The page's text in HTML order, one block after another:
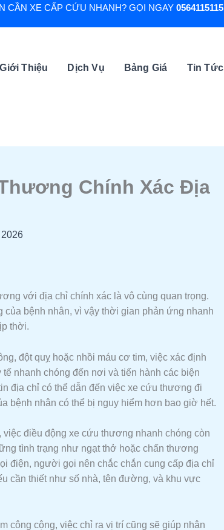
CẦN XE CẤP CỨU NHANH? GỌI NGAY 0564115115
Giới Thiệu Dịch Vụ Bảng Giá Tin Tức
Chính Xác Địa
với địa chỉ chính xác là vô cùng quan trọng.
bệnh nhân, vì vậy thời gian phản ứng nhanh
thời.
đột quỵ hoặc nhồi máu cơ tim, việc xác định
nhanh chóng đến nơi và tiến hành các biện
địa chỉ có thể dẫn đến việc xe cứu thương đi
bệnh nhân có thể bị nguy hiểm hơn bao giờ hết.
điều động xe cứu thương nhanh chóng còn
tình trạng như ngạt thở hoặc chấn thương
điện, người gọi nên chắc chắn cung cấp địa chỉ
cần thiết như số nhà, tên đường, và khu vực
công cộng, việc chỉ ra vị trí cũng sẽ giúp nhân